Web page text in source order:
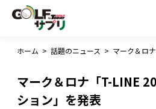
ホーム > 話題のニュース >
マーク＆ロナ「T-LINE
ション」を発表